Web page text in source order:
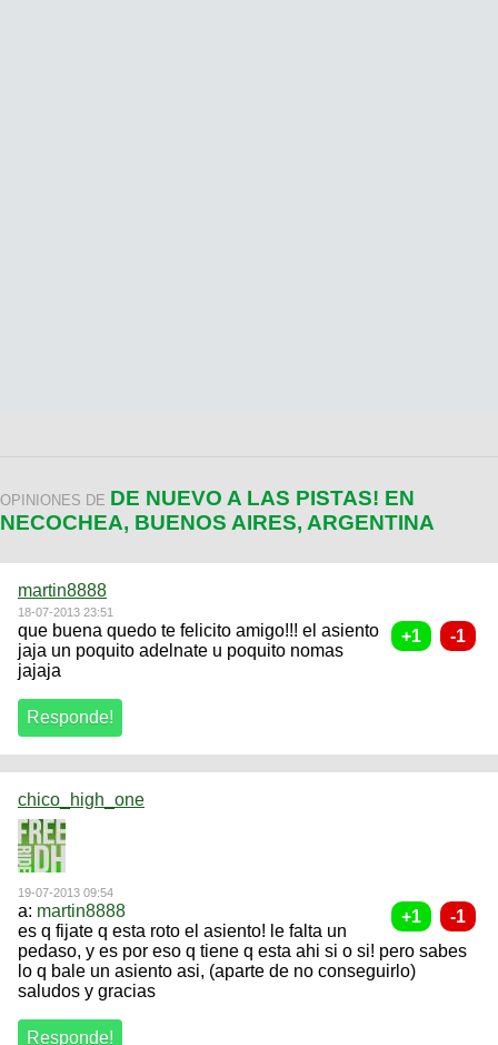
OPINIONES DE DE NUEVO A LAS PISTAS! EN
NECOCHEA, BUENOS AIRES, ARGENTINA
martin8888
18-07-2013 23:51
que buena quedo te felicito amigo!!! el asiento
jaja un poquito adelnate u poquito nomas
jajaja
chico_high_one
19-07-2013 09:54
a: martin8888
es q fijate q esta roto el asiento! le falta un
pedaso, y es por eso q tiene q esta ahi si o si! pero sabes
lo q bale un asiento asi, (aparte de no conseguirlo)
saludos y gracias